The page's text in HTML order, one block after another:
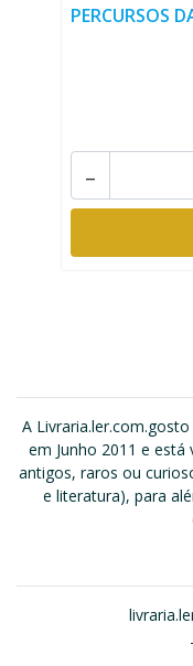
PERCURSOS
-
A
em Junho 2011 e
antigos, raros ou
e literatura), para